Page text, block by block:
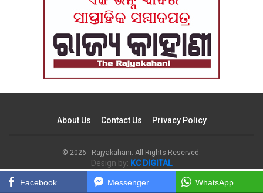
About Us Contact Us Privacy Policy
© 2026 - Rajyakahani. All Rights Reserved.
Design by: KC DIGITAL
Facebook Messenger WhatsApp